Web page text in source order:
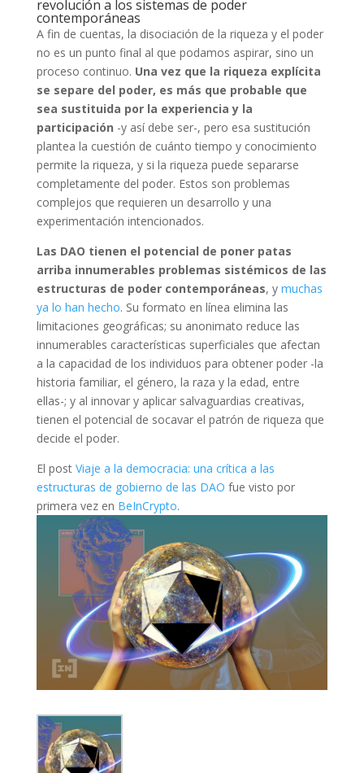
revolución a los sistemas de poder
contemporáneas
A fin de cuentas, la disociación de la riqueza y el poder
no es un punto final al que podamos aspirar, sino un
proceso continuo. Una vez que la riqueza explícita
se separe del poder, es más que probable que
sea sustituida por la experiencia y la
participación -y así debe ser-, pero esa sustitución
plantea la cuestión de cuánto tiempo y conocimiento
permite la riqueza, y si la riqueza puede separarse
completamente del poder. Estos son problemas
complejos que requieren un desarrollo y una
experimentación intencionados.
Las DAO tienen el potencial de poner patas
arriba innumerables problemas sistémicos de las
estructuras de poder contemporáneas, y muchas
ya lo han hecho. Su formato en línea elimina las
limitaciones geográficas; su anonimato reduce las
innumerables características superficiales que afectan
a la capacidad de los individuos para obtener poder -la
historia familiar, el género, la raza y la edad, entre
ellas-; y al innovar y aplicar salvaguardias creativas,
tienen el potencial de socavar el patrón de riqueza que
decide el poder.
El post Viaje a la democracia: una crítica a las
estructuras de gobierno de las DAO fue visto por
primera vez en BeInCrypto.